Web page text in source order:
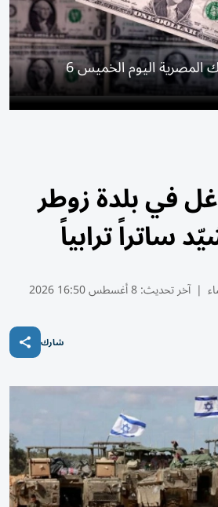
سعر الدولار في البنوك المصرية اليوم الخميس 6
في بلدة زوطر
ساتراً ترابياً
| آخر تحديث:8 أغسطس 16:50 2026
شارك